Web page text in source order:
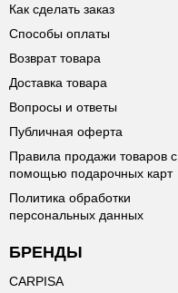
Как сделать заказ
Способы оплаты
Возврат товара
Доставка товара
Вопросы и ответы
Публичная оферта
Правила продажи товаров с
помощью подарочных карт
Политика обработки
персональных данных
БРЕНДЫ
CARPISA